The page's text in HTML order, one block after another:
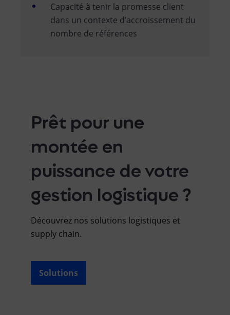
Capacité à tenir la promesse client
dans un contexte d’accroissement du
nombre de références
Prêt pour une
montée en
puissance de votre
gestion logistique ?
Découvrez nos solutions logistiques et
supply chain.
Solutions